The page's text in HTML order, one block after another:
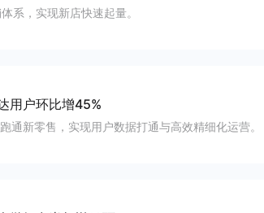
系，实现新店快速起量。
用户环比增45%
通新零售，实现用户数据打通与高效精细化运营。